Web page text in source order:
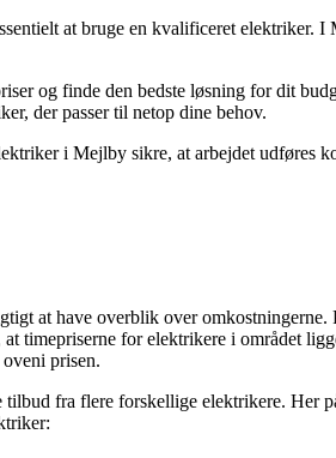
at bruge en kvalificeret
og finde den bedste løsning for dit
der passer til netop dine behov.
i Mejlby sikre, at arbejdet
at have overblik over
timepriserne for elektrikere i området
prisen.
fra flere forskellige elektrikere.